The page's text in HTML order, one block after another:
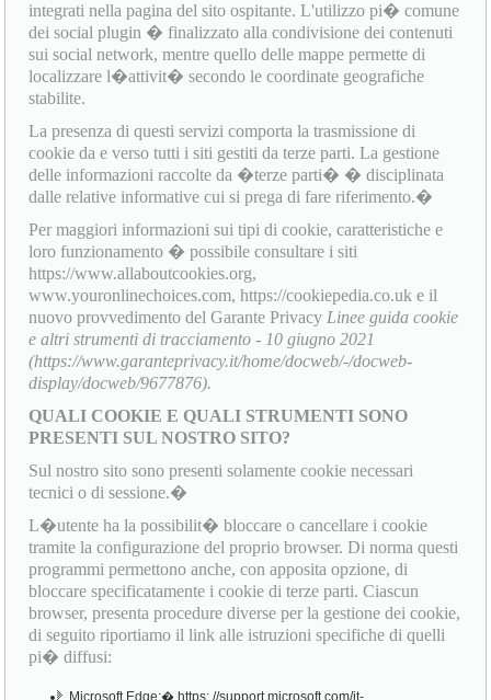
integrati nella pagina del sito ospitante. L'utilizzo pi� comune
dei social plugin � finalizzato alla condivisione dei contenuti
sui social network, mentre quello delle mappe permette di
localizzare l�attivit� secondo le coordinate geografiche
stabilite.
La presenza di questi servizi comporta la trasmissione di
cookie da e verso tutti i siti gestiti da terze parti. La gestione
delle informazioni raccolte da �terze parti� � disciplinata
dalle relative informative cui si prega di fare riferimento.�
Per maggiori informazioni sui tipi di cookie, caratteristiche e
loro funzionamento � possibile consultare i siti
https://www.allaboutcookies.org,
www.youronlinechoices.com, https://cookiepedia.co.uk e il
nuovo provvedimento del Garante Privacy Linee guida cookie
e altri strumenti di tracciamento - 10 giugno 2021
(https://www.garanteprivacy.it/home/docweb/-/docweb-
display/docweb/9677876).
QUALI COOKIE E QUALI STRUMENTI SONO
PRESENTI SUL NOSTRO SITO?
Sul nostro sito sono presenti solamente cookie necessari
tecnici o di sessione.�
L�utente ha la possibilit� bloccare o cancellare i cookie
tramite la configurazione del proprio browser. Di norma questi
programmi permettono anche, con apposita opzione, di
bloccare specificatamente i cookie di terze parti. Ciascun
browser, presenta procedure diverse per la gestione dei cookie,
di seguito riportiamo il link alle istruzioni specifiche di quelli
pi� diffusi:
Microsoft Edge:� https: //support.microsoft.com/it-